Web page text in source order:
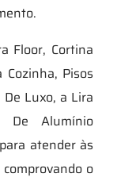
Floor, Cortina
Pisos
Luxo, a Lira
De Alumínio
atender às
o